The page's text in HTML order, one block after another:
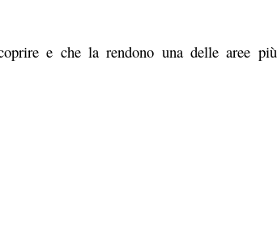
e che la rendono una delle aree più